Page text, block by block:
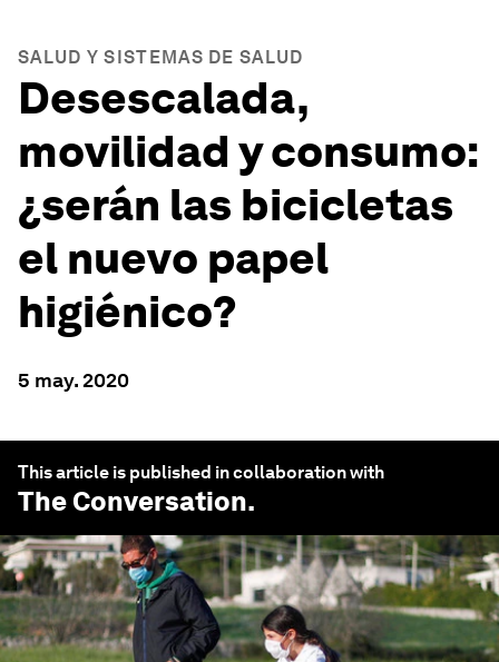
SALUD Y SISTEMAS DE SALUD
Desescalada,
movilidad y consumo:
¿serán las bicicletas
el nuevo papel
higiénico?
5 may. 2020
This article is published in collaboration with
The Conversation.